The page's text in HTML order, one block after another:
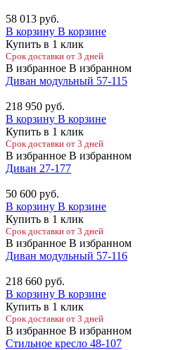
58 013 руб.
В корзину В корзине
Купить в 1 клик
Срок доставки от 3 дней
В избранное В избранном
Диван модульный 57-115
218 950 руб.
В корзину В корзине
Купить в 1 клик
Срок доставки от 3 дней
В избранное В избранном
Диван 27-177
50 600 руб.
В корзину В корзине
Купить в 1 клик
Срок доставки от 3 дней
В избранное В избранном
Диван модульный 57-116
218 660 руб.
В корзину В корзине
Купить в 1 клик
Срок доставки от 3 дней
В избранное В избранном
Стильное кресло 48-107